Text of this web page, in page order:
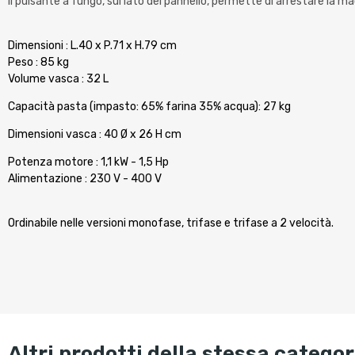
Dimensioni : L.40 x P.71 x H.79 cm
Peso : 85 kg
Volume vasca : 32 L
Capacità pasta (impasto: 65% farina 35% acqua): 27 kg
Dimensioni vasca : 40 Ø x 26 H cm
Potenza motore : 1,1 kW - 1,5 Hp
Alimentazione : 230 V - 400 V
Ordinabile nelle versioni monofase, trifase e trifase a 2 velocità.